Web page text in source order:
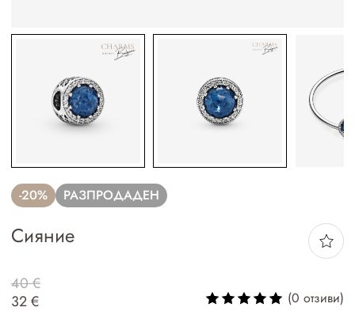
-20% РАЗПРОДАДЕН
Сияние
40 €
32 €
(0 отзиви)